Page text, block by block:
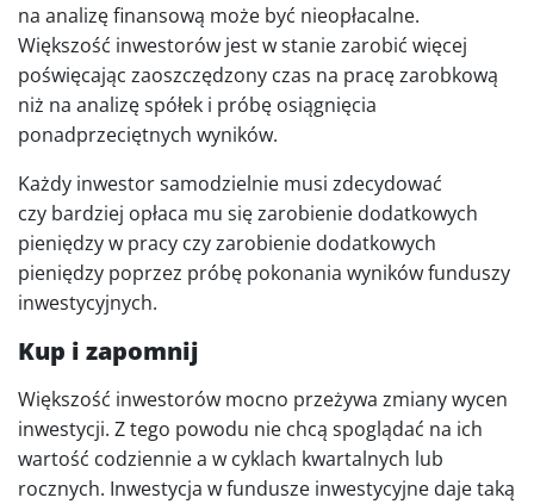
na analizę finansową może być nieopłacalne.
Większość inwestorów jest w stanie zarobić więcej
poświęcając zaoszczędzony czas na pracę zarobkową
niż na analizę spółek i próbę osiągnięcia
ponadprzeciętnych wyników.
Każdy inwestor samodzielnie musi zdecydować
czy bardziej opłaca mu się zarobienie dodatkowych
pieniędzy w pracy czy zarobienie dodatkowych
pieniędzy poprzez próbę pokonania wyników funduszy
inwestycyjnych.
Kup i zapomnij
Większość inwestorów mocno przeżywa zmiany wycen
inwestycji. Z tego powodu nie chcą spoglądać na ich
wartość codziennie a w cyklach kwartalnych lub
rocznych. Inwestycja w fundusze inwestycyjne daje taką